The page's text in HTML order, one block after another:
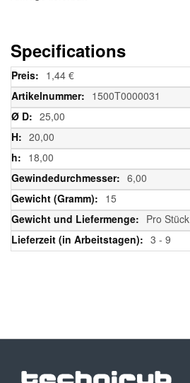
Specifications
Weitere
Informationen
1,44 €
1500T0000031
25,00
20,00
18,00
6,00
15
Pro Stück
3 - 9